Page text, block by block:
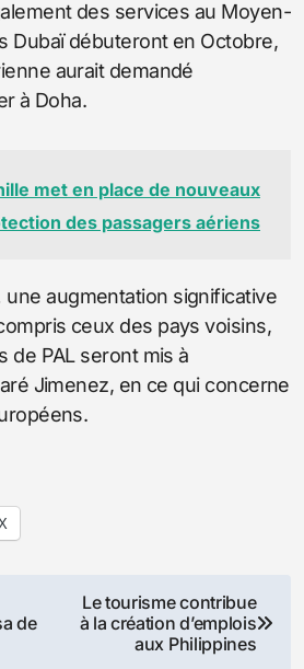
des services au Moyen-
Dubaï débuteront en Octobre,
aurait demandé
à Doha.
met en place de nouveaux
des passagers aériens
augmentation significative
ceux des pays voisins,
de PAL seront mis à
Jimenez, en ce qui concerne
de
Le tourisme contribue
à la création d’emplois
aux Philippines